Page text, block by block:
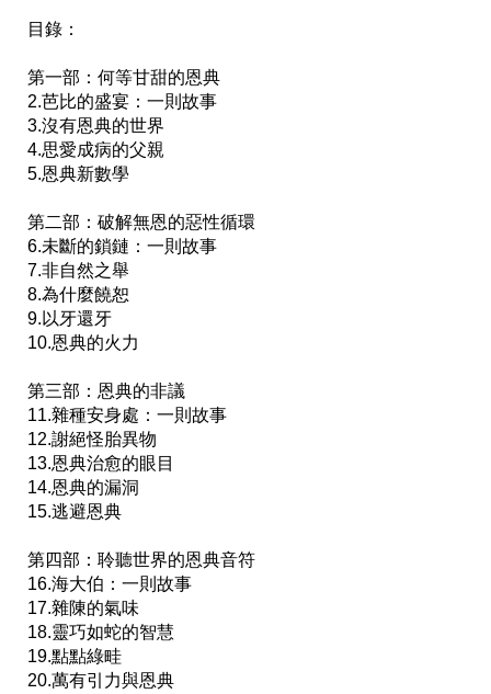
目錄：
第一部：何等甘甜的恩典
2.芭比的盛宴：一則故事
3.沒有恩典的世界
4.思愛成病的父親
5.恩典新數學
第二部：破解無恩的惡性循環
6.未斷的鎖鏈：一則故事
7.非自然之舉
8.為什麼饒恕
9.以牙還牙
10.恩典的火力
第三部：恩典的非議
11.雜種安身處：一則故事
12.謝絕怪胎異物
13.恩典治愈的眼目
14.恩典的漏洞
15.逃避恩典
第四部：聆聽世界的恩典音符
16.海大伯：一則故事
17.雜陳的氣味
18.靈巧如蛇的智慧
19.點點綠畦
20.萬有引力與恩典